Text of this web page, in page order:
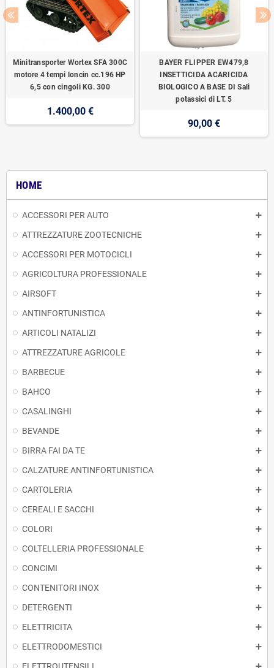
HOME
ACCESSORI PER AUTO
ATTREZZATURE ZOOTECNICHE
ACCESSORI PER MOTOCICLI
AGRICOLTURA PROFESSIONALE
AIRSOFT
ANTINFORTUNISTICA
ARTICOLI NATALIZI
ATTREZZATURE AGRICOLE
BARBECUE
BAHCO
CASALINGHI
BEVANDE
BIRRA FAI DA TE
CALZATURE ANTINFORTUNISTICA
CARTOLERIA
CEREALI E SACCHI
COLORI
COLTELLERIA PROFESSIONALE
CONCIMI
CONTENITORI INOX
DETERGENTI
ELETTRICITA
ELETTRODOMESTICI
Minitransporter Wortex SFA 300C
motore 4 tempi loncin cc.196 HP
6,5 con cingoli KG. 300
1.400,00 €
BAYER FLIPPER EW479,8
INSETTICIDA ACARICIDA
BIOLOGICO A BASE DI Sali
potassici di LT. 5
90,00 €